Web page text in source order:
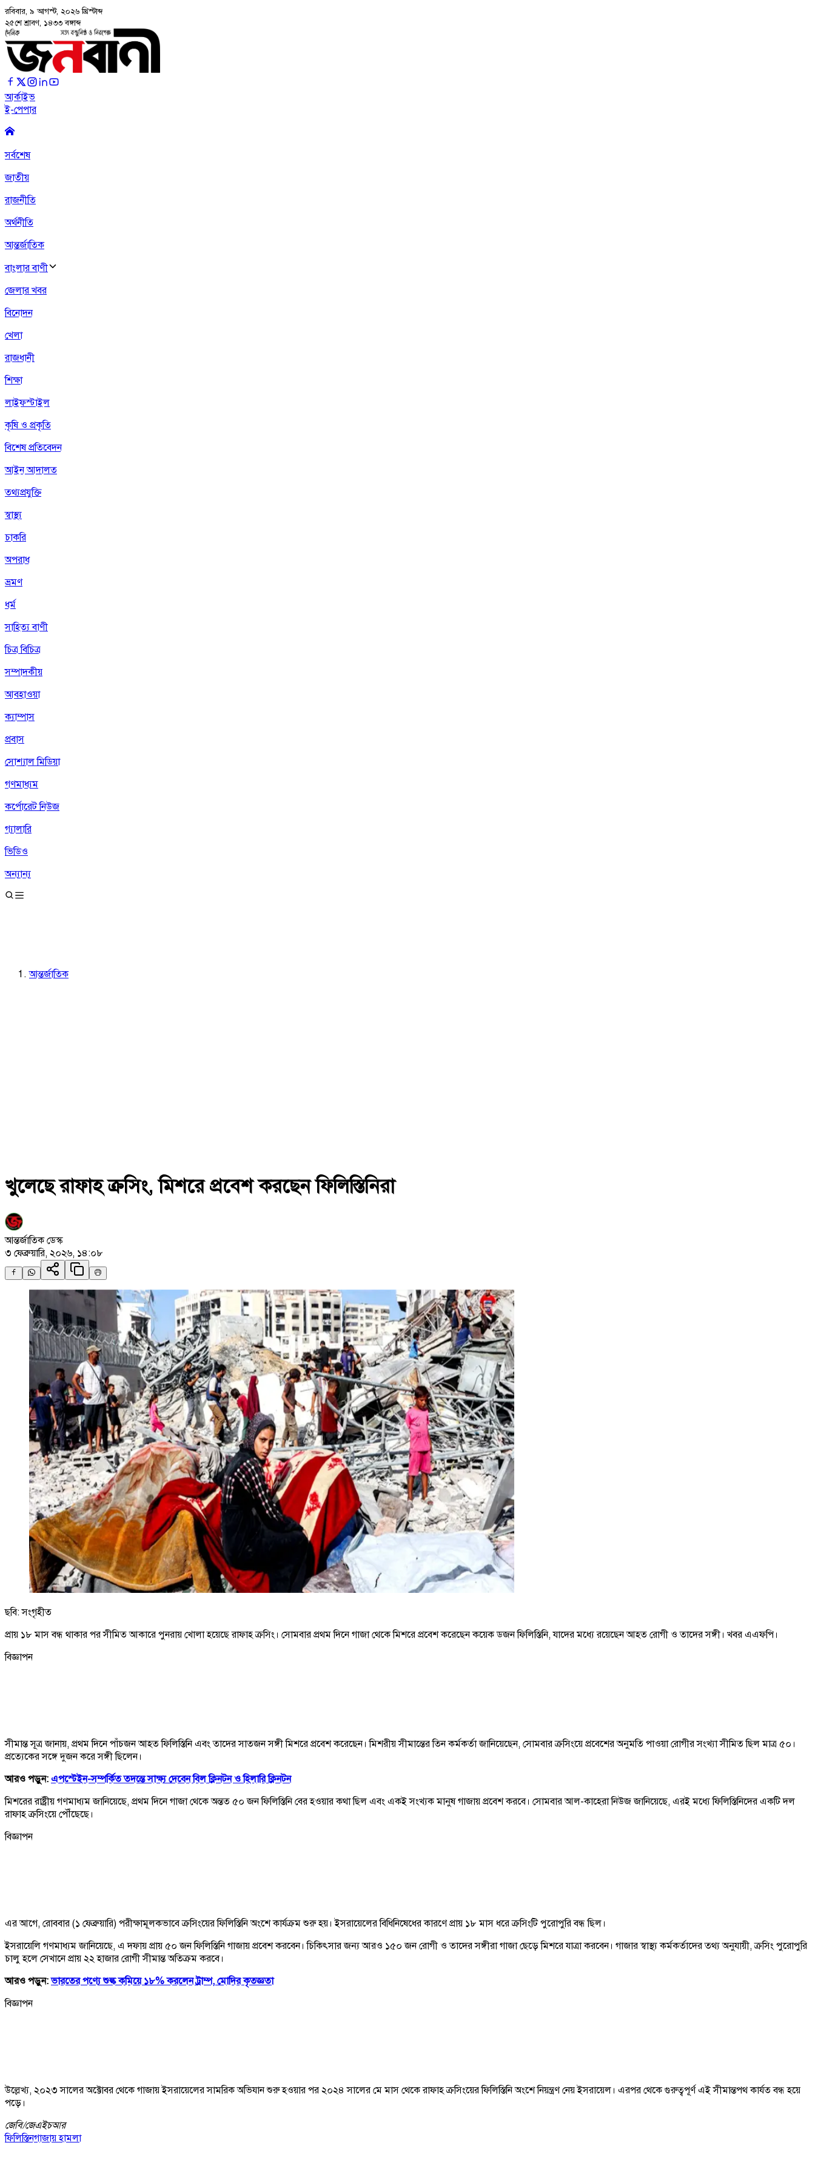
রবিবার, ৯ আগস্ট, ২০২৬ খ্রিস্টাব্দ
২৫শে শ্রাবণ, ১৪৩৩ বঙ্গাব্দ
আর্কাইভ
ই-পেপার
সর্বশেষ
জাতীয়
রাজনীতি
অর্থনীতি
আন্তর্জাতিক
বাংলার বাণী
জেলার খবর
বিনোদন
খেলা
রাজধানী
শিক্ষা
লাইফস্টাইল
কৃষি ও প্রকৃতি
বিশেষ প্রতিবেদন
আইন আদালত
তথ্যপ্রযুক্তি
স্বাস্থ্য
চাকরি
অপরাধ
ভ্রমণ
ধর্ম
সাহিত্য বাণী
চিত্র বিচিত্র
সম্পাদকীয়
আবহাওয়া
ক্যাম্পাস
প্রবাস
সোশ্যাল মিডিয়া
গণমাধ্যম
কর্পোরেট নিউজ
গ্যালারি
ভিডিও
অন্যান্য
আন্তর্জাতিক
খুলেছে রাফাহ ক্রসিং, মিশরে প্রবেশ করছেন ফিলিস্তিনিরা
আন্তর্জাতিক ডেস্ক
৩ ফেব্রুয়ারি, ২০২৬, ১৪:০৮
ছবি: সংগৃহীত
প্রায় ১৮ মাস বন্ধ থাকার পর সীমিত আকারে পুনরায় খোলা হয়েছে রাফাহ ক্রসিং। সোমবার প্রথম দিনে গাজা থেকে মিশরে প্রবেশ করেছেন কয়েক ডজন ফিলিস্তিনি, যাদের মধ্যে রয়েছেন আহত রোগী ও তাদের সঙ্গী। খবর এএফপি।
বিজ্ঞাপন
সীমান্ত সূত্র জানায়, প্রথম দিনে পাঁচজন আহত ফিলিস্তিনি এবং তাদের সাতজন সঙ্গী মিশরে প্রবেশ করেছেন। মিশরীয় সীমান্তের তিন কর্মকর্তা জানিয়েছেন, সোমবার ক্রসিংয়ে প্রবেশের অনুমতি পাওয়া রোগীর সংখ্যা সীমিত ছিল মাত্র ৫০।
প্রত্যেকের সঙ্গে দুজন করে সঙ্গী ছিলেন।
আরও পড়ুন: এপস্টেইন-সম্পর্কিত তদন্তে সাক্ষ্য দেবেন বিল ক্লিনটন ও হিলারি ক্লিনটন
মিশরের রাষ্ট্রীয় গণমাধ্যম জানিয়েছে, প্রথম দিনে গাজা থেকে অন্তত ৫০ জন ফিলিস্তিনি বের হওয়ার কথা ছিল এবং একই সংখ্যক মানুষ গাজায় প্রবেশ করবে। সোমবার আল-কাহেরা নিউজ জানিয়েছে, এরই মধ্যে ফিলিস্তিনিদের একটি দল
রাফাহ ক্রসিংয়ে পৌঁছেছে।
বিজ্ঞাপন
এর আগে, রোববার (১ ফেব্রুয়ারি) পরীক্ষামূলকভাবে ক্রসিংয়ের ফিলিস্তিনি অংশে কার্যক্রম শুরু হয়। ইসরায়েলের বিধিনিষেধের কারণে প্রায় ১৮ মাস ধরে ক্রসিংটি পুরোপুরি বন্ধ ছিল।
ইসরায়েলি গণমাধ্যম জানিয়েছে, এ দফায় প্রায় ৫০ জন ফিলিস্তিনি গাজায় প্রবেশ করবেন। চিকিৎসার জন্য আরও ১৫০ জন রোগী ও তাদের সঙ্গীরা গাজা ছেড়ে মিশরে যাত্রা করবেন। গাজার স্বাস্থ্য কর্মকর্তাদের তথ্য অনুযায়ী, ক্রসিং পুরোপুরি
চালু হলে সেখানে প্রায় ২২ হাজার রোগী সীমান্ত অতিক্রম করবে।
আরও পড়ুন:ভারতের পণ্যে শুল্ক কমিয়ে ১৮% করলেন ট্রাম্প, মোদির কৃতজ্ঞতা
বিজ্ঞাপন
উল্লেখ্য, ২০২৩ সালের অক্টোবর থেকে গাজায় ইসরায়েলের সামরিক অভিযান শুরু হওয়ার পর ২০২৪ সালের মে মাস থেকে রাফাহ ক্রসিংয়ের ফিলিস্তিনি অংশে নিয়ন্ত্রণ নেয় ইসরায়েল। এরপর থেকে গুরুত্বপূর্ণ এই সীমান্তপথ কার্যত বন্ধ হয়ে
পড়ে।
জেবি/জেএইচআর
ফিলিস্তিনগাজায় হামলা